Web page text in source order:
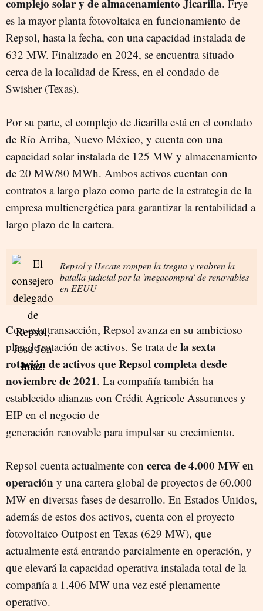
complejo solar y de almacenamiento Jicarilla. Frye
es la mayor planta fotovoltaica en funcionamiento de
Repsol, hasta la fecha, con una capacidad instalada de
632 MW. Finalizado en 2024, se encuentra situado
cerca de la localidad de Kress, en el condado de
Swisher (Texas).
Por su parte, el complejo de Jicarilla está en el condado
de Río Arriba, Nuevo México, y cuenta con una
capacidad solar instalada de 125 MW y almacenamiento
de 20 MW/80 MWh. Ambos activos cuentan con
contratos a largo plazo como parte de la estrategia de la
empresa multienergética para garantizar la rentabilidad a
largo plazo de la cartera.
Repsol y Hecate rompen la tregua y reabren la
batalla judicial por la 'megacompra' de renovables
en EEUU
Con esta transacción, Repsol avanza en su ambicioso
plan de rotación de activos. Se trata de la sexta
rotación de activos que Repsol completa desde
noviembre de 2021. La compañía también ha
establecido alianzas con Crédit Agricole Assurances y
EIP en el negocio de
generación renovable para impulsar su crecimiento.
Repsol cuenta actualmente con cerca de 4.000 MW en
operación y una cartera global de proyectos de 60.000
MW en diversas fases de desarrollo. En Estados Unidos,
además de estos dos activos, cuenta con el proyecto
fotovoltaico Outpost en Texas (629 MW), que
actualmente está entrando parcialmente en operación, y
que elevará la capacidad operativa instalada total de la
compañía a 1.406 MW una vez esté plenamente
operativo.